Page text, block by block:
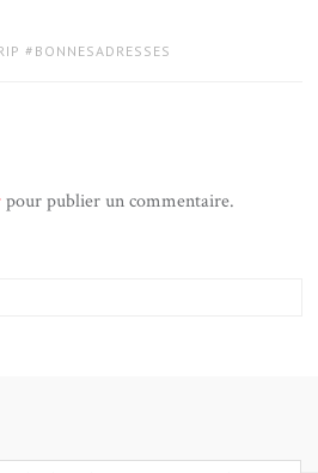
#BONNESADRESSES
pour publier un commentaire.